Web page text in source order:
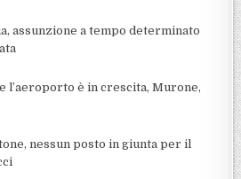
assunzione a tempo determinato
l’aeroporto è in crescita, Murone,
nessun posto in giunta per il